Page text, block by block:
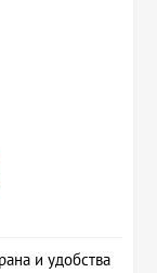
и удобства